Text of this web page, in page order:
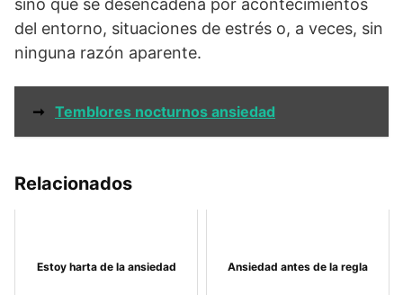
del entorno, situaciones de estrés o, a veces, sin
ninguna razón aparente.
➞ Temblores nocturnos ansiedad
Relacionados
Estoy harta de la ansiedad Ansiedad antes de la regla